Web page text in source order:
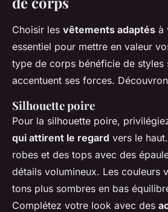
Choisir les vêtements adaptés à
essentiel pour mettre en valeur
type de corps bénéficie de styles
accentuent ses forces.
Silhouette poire
Pour la silhouette poire,
qui attirent le regard vers le
robes et des tops avec des
détails volumineux. Les couleurs
tons plus sombres en bas
Complétez votre look avec des